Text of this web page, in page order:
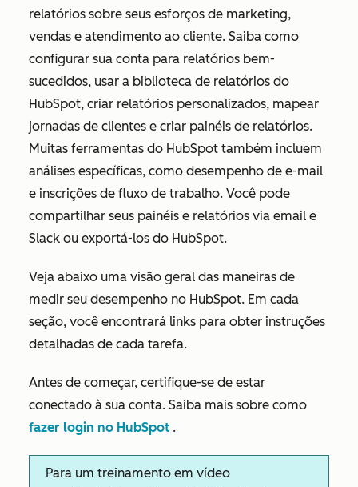
relatórios sobre seus esforços de marketing,
vendas e atendimento ao cliente. Saiba como
configurar sua conta para relatórios bem-
sucedidos, usar a biblioteca de relatórios do
HubSpot, criar relatórios personalizados, mapear
jornadas de clientes e criar painéis de relatórios.
Muitas ferramentas do HubSpot também incluem
análises específicas, como desempenho de e-mail
e inscrições de fluxo de trabalho. Você pode
compartilhar seus painéis e relatórios via email e
Slack ou exportá-los do HubSpot.
Veja abaixo uma visão geral das maneiras de
medir seu desempenho no HubSpot. Em cada
seção, você encontrará links para obter instruções
detalhadas de cada tarefa.
Antes de começar, certifique-se de estar
conectado à sua conta. Saiba mais sobre como
fazer login no HubSpot .
Para um treinamento em vídeo